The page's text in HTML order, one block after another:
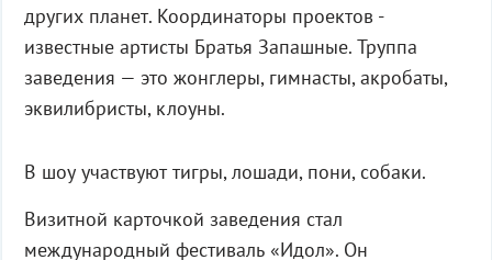
других планет. Координаторы проектов -
известные артисты Братья Запашные. Труппа
заведения — это жонглеры, гимнасты, акробаты,
эквилибристы, клоуны.
В шоу участвуют тигры, лошади, пони, собаки.
Визитной карточкой заведения стал
международный фестиваль «Идол». Он